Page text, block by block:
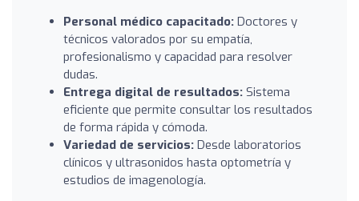
Personal médico capacitado: Doctores y
técnicos valorados por su empatía,
profesionalismo y capacidad para resolver
dudas.
Entrega digital de resultados: Sistema
eficiente que permite consultar los resultados
de forma rápida y cómoda.
Variedad de servicios: Desde laboratorios
clínicos y ultrasonidos hasta optometría y
estudios de imagenología.